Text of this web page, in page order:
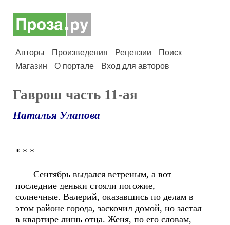
Авторы Произведения Рецензии
Поиск
Магазин
О портале Вход для авторов
Гаврош часть 11-ая
Наталья Уланова
* * *
Сентябрь выдался ветреным, а вот
последние деньки стояли погожие,
солнечные. Валерий, оказавшись по делам в
этом районе города, заскочил домой, но застал
в квартире лишь отца. Женя, по его словам,